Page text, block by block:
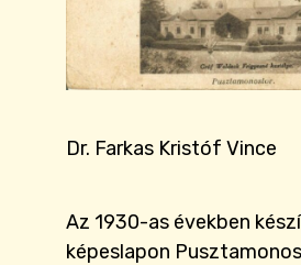
Dr. Farkas Kristóf Vince
Az 1930-as években
képeslapon